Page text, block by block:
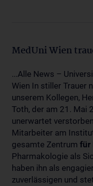
MedUni Wien
...Alle News –
Wien In stiller Trauer
unserem Kollegen,
Toth, der am 21. Mai
unerwartet
Mitarbeiter am
gesamte Zentrum für
Pharmakologie als
haben ihn als
zuverlässigen und